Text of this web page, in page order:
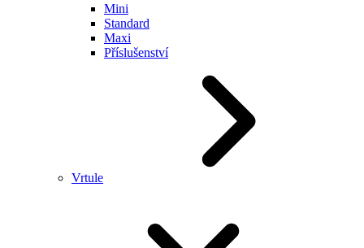
Mini
Standard
Maxi
Příslušenství
Vrtule